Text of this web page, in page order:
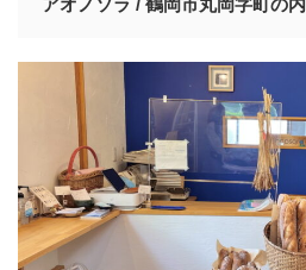
アオノソラ / 鶴岡市丸岡字町の内